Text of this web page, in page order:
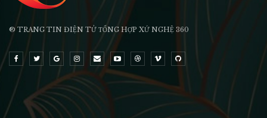
® TRANG TIN ĐIỆN TỬ ТỔNG HỢP XỨ NGHỆ 360